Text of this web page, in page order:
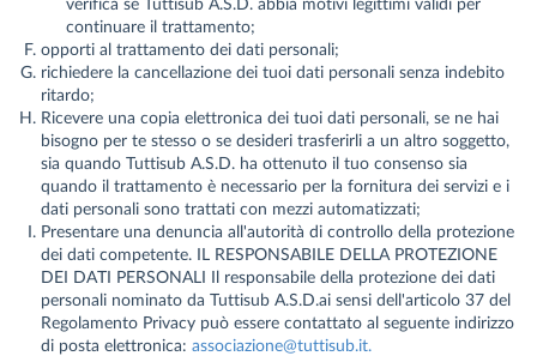
continuare il trattamento;
opporti al trattamento dei dati personali;
richiedere la cancellazione dei tuoi dati personali senza indebito
ritardo;
Ricevere una copia elettronica dei tuoi dati personali, se ne hai
bisogno per te stesso o se desideri trasferirli a un altro soggetto,
sia quando Tuttisub A.S.D. ha ottenuto il tuo consenso sia
quando il trattamento è necessario per la fornitura dei servizi e i
dati personali sono trattati con mezzi automatizzati;
Presentare una denuncia all'autorità di controllo della protezione
dei dati competente. IL RESPONSABILE DELLA PROTEZIONE
DEI DATI PERSONALI Il responsabile della protezione dei dati
personali nominato da Tuttisub A.S.D.ai sensi dell'articolo 37 del
Regolamento Privacy può essere contattato al seguente indirizzo
di posta elettronica:associazione@tuttisub.it.